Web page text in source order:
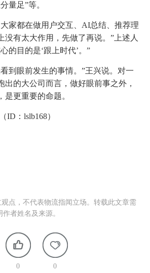
量足”等。
家都在做用户交互、AI总结、推荐理
没有太大作用，先做了再说。”上述人
的目的是‘跟上时代’。”
到眼前发生的事情。”王兴说。对一
出的大公司而言，做好眼前事之外，
更重要的命题。
ID：lslb168）
点，不代表物流指闻立场。转载此文章需
者姓名及来源。
0 0